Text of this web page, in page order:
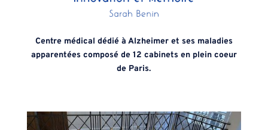
Centre médical dédié à Alzheimer et ses maladies
apparentées composé de 12 cabinets en plein coeur
de Paris.